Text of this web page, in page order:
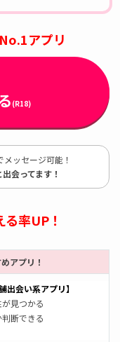
アプリ
(R18)
メッセージ可能！
会ってます！
率UP！
アプリ！
出会い系アプリ】
見つかる
断できる